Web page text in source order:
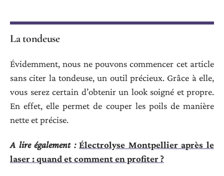
La tondeuse
Évidemment, nous ne pouvons commencer cet article
sans citer la tondeuse, un outil précieux. Grâce à elle,
vous serez certain d’obtenir un look soigné et propre.
En effet, elle permet de couper les poils de manière
nette et précise.
A lire également : Électrolyse Montpellier après le
laser : quand et comment en profiter ?